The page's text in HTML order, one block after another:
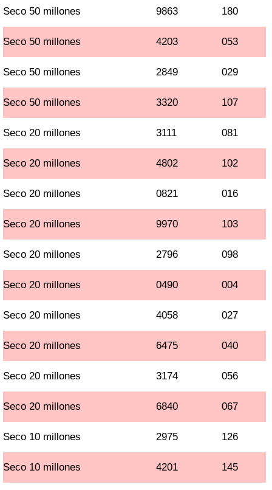
Seco 50 millones 9863 180
Seco 50 millones 4203 053
Seco 50 millones 2849 029
Seco 50 millones 3320 107
Seco 20 millones 3111 081
Seco 20 millones 4802 102
Seco 20 millones 0821 016
Seco 20 millones 9970 103
Seco 20 millones 2796 098
Seco 20 millones 0490 004
Seco 20 millones 4058 027
Seco 20 millones 6475 040
Seco 20 millones 3174 056
Seco 20 millones 6840 067
Seco 10 millones 2975 126
Seco 10 millones 4201 145